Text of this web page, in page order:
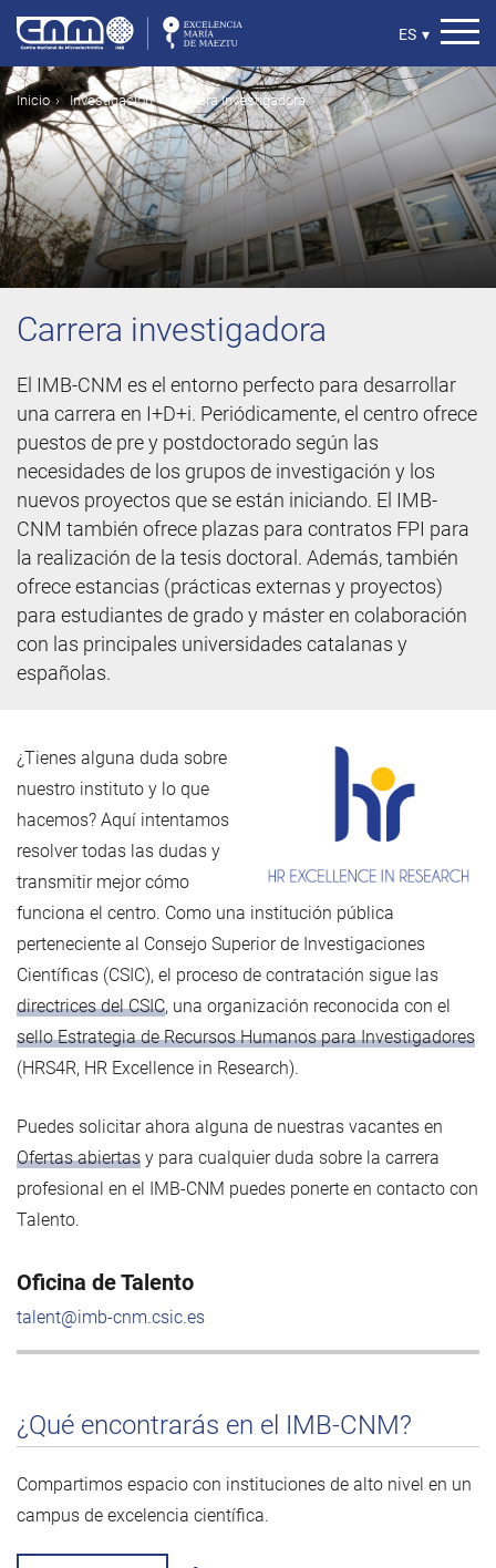
contenido
principal
Select
language
ES ▾
Ruta
de
navegación
Inicio Investigación Carrera Investigadora
Carrera investigadora
El IMB-CNM es el entorno perfecto para desarrollar
una carrera en I+D+i. Periódicamente, el centro ofrece
puestos de pre y postdoctorado según las
necesidades de los grupos de investigación y los
nuevos proyectos que se están iniciando. El IMB-
CNM también ofrece plazas para contratos FPI para
la realización de la tesis doctoral. Además, también
ofrece estancias (prácticas externas y proyectos)
para estudiantes de grado y máster en colaboración
con las principales universidades catalanas y
españolas.
¿Tienes alguna duda sobre
nuestro instituto y lo que
hacemos? Aquí intentamos
resolver todas las dudas y
transmitir mejor cómo
funciona el centro. Como una institución pública
perteneciente al Consejo Superior de Investigaciones
Científicas (CSIC), el proceso de contratación sigue las
directrices del CSIC, una organización reconocida con el
sello Estrategia de Recursos Humanos para Investigadores
(HRS4R, HR Excellence in Research).
Puedes solicitar ahora alguna de nuestras vacantes en
Ofertas abiertas y para cualquier duda sobre la carrera
profesional en el IMB-CNM puedes ponerte en contacto con
Talento.
Oficina de Talento
talent@imb-cnm.csic.es
¿Qué encontrarás en el IMB-CNM?
Compartimos espacio con instituciones de alto nivel en un
campus de excelencia científica.